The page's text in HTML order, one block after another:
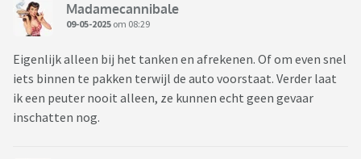
Madamecannibale
09-05-2025 om 08:29
Eigenlijk alleen bij het tanken en afrekenen. Of om even snel
iets binnen te pakken terwijl de auto voorstaat. Verder laat
ik een peuter nooit alleen, ze kunnen echt geen gevaar
inschatten nog.